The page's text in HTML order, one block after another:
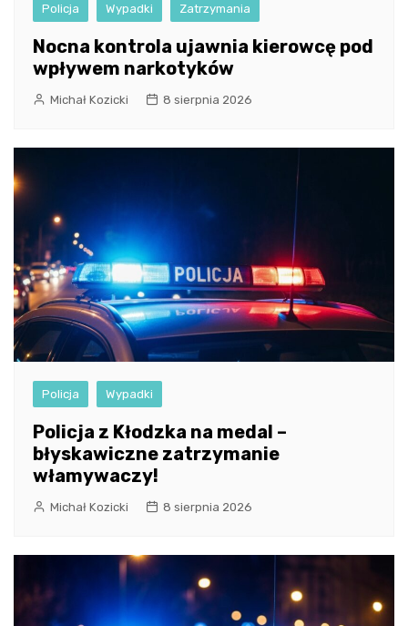
Policja Wypadki Zatrzymania
Nocna kontrola ujawnia kierowcę pod
wpływem narkotyków
Michał Kozicki 8 sierpnia 2026
Policja Wypadki
Policja z Kłodzka na medal –
błyskawiczne zatrzymanie
włamywaczy!
Michał Kozicki 8 sierpnia 2026